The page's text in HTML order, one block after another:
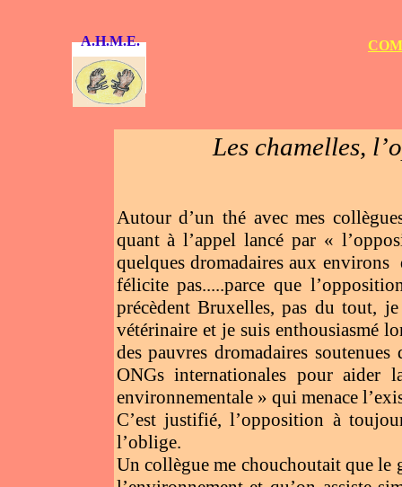
A.H.M.E.
Les chamelles,
Autour d’un thé avec mes
quant à l’appel lancé par «
quelques dromadaires aux
félicite pas.....parce que
précèdent Bruxelles, pas du tout,
vétérinaire et je suis enthousiasmé
des pauvres dromadaires
ONGs internationales pour aider
environnementale » qui menace
C’est justifié, l’opposition à
l’oblige.
Un collègue me chouchoutait que le